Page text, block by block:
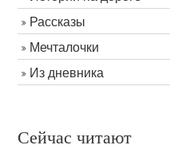
Рассказы
Мечталочки
Из дневника
Сейчас читают